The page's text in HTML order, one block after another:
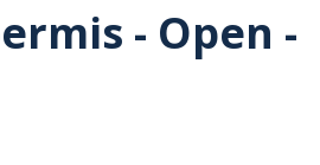
- Open -